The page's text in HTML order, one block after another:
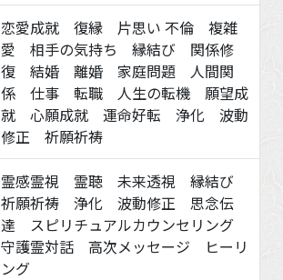
恋愛成就 復縁 片思い 不倫 複雑
愛 相手の気持ち 縁結び 関係修
復 結婚 離婚 家庭問題 人間関
係 仕事 転職 人生の転機 願望成
就 心願成就 運命好転 浄化 波動
修正 祈願祈祷
霊感霊視 霊聴 未来透視 縁結び
祈願祈祷 浄化 波動修正 思念伝
達 スピリチュアルカウンセリング
守護霊対話 高次メッセージ ヒーリ
ング